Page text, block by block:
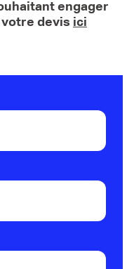
engager
votre devis ici